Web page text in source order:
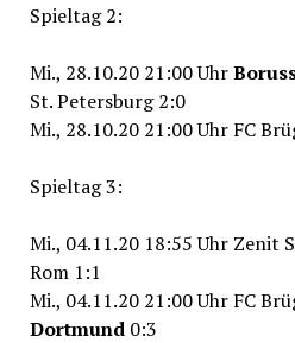
Spieltag 2:
Mi., 28.10.20 21:00 Uhr
St. Petersburg 2:0
Mi., 28.10.20 21:00 Uhr FC
Spieltag 3:
Mi., 04.11.20 18:55 Uhr Zenit
Rom 1:1
Mi., 04.11.20 21:00 Uhr FC
Dortmund0:3